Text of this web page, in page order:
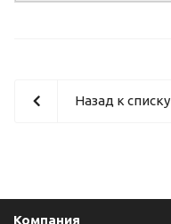
Назад к списку
Компания